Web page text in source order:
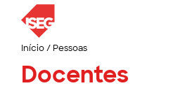
Início/ Pessoas
Docentes